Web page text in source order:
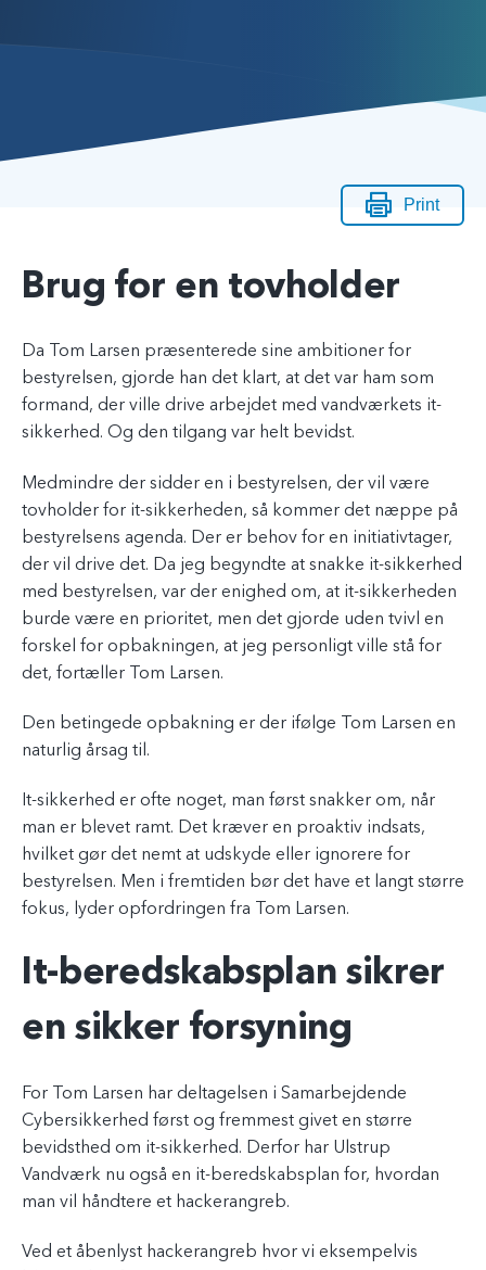
Print
Brug for en tovholder
Da Tom Larsen præsenterede sine ambitioner for
bestyrelsen, gjorde han det klart, at det var ham som
formand, der ville drive arbejdet med vandværkets it-
sikkerhed. Og den tilgang var helt bevidst.
Medmindre der sidder en i bestyrelsen, der vil være
tovholder for it-sikkerheden, så kommer det næppe på
bestyrelsens agenda. Der er behov for en initiativtager,
der vil drive det. Da jeg begyndte at snakke it-sikkerhed
med bestyrelsen, var der enighed om, at it-sikkerheden
burde være en prioritet, men det gjorde uden tvivl en
forskel for opbakningen, at jeg personligt ville stå for
det, fortæller Tom Larsen.
Den betingede opbakning er der ifølge Tom Larsen en
naturlig årsag til.
It-sikkerhed er ofte noget, man først snakker om, når
man er blevet ramt. Det kræver en proaktiv indsats,
hvilket gør det nemt at udskyde eller ignorere for
bestyrelsen. Men i fremtiden bør det have et langt større
fokus, lyder opfordringen fra Tom Larsen.
It-beredskabsplan sikrer
en sikker forsyning
For Tom Larsen har deltagelsen i Samarbejdende
Cybersikkerhed først og fremmest givet en større
bevidsthed om it-sikkerhed. Derfor har Ulstrup
Vandværk nu også en it-beredskabsplan for, hvordan
man vil håndtere et hackerangreb.
Ved et åbenlyst hackerangreb hvor vi eksempelvis